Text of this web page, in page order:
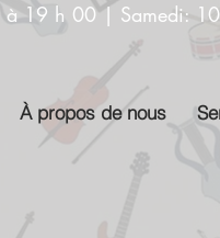
à 19 h 00 | Samedi:
À propos de nous